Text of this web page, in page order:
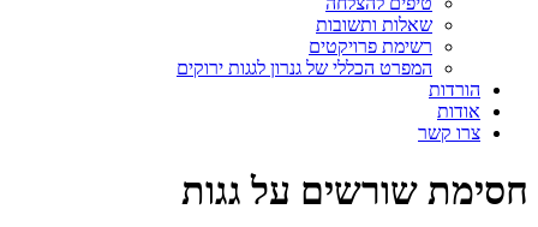
שאלות ותשובות
רשימת פרויקטים
המפרט הכללי של גנרון לגגות ירוקים
הורדות
אודות
צרו קשר
חסימת שורשים על גגות